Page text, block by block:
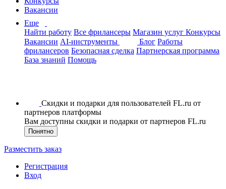
Вакансии
Еще
Найти работу Все фрилансеры Магазин услуг Конкурсы
Вакансии AI-инструменты Блог Работы
фрилансеров Безопасная сделка Партнерская программа
База знаний Помощь
Скидки и подарки для пользователей FL.ru от
партнеров платформы
Вам доступны скидки и подарки от партнеров FL.ru
Понятно
Разместить заказ
Регистрация
Вход